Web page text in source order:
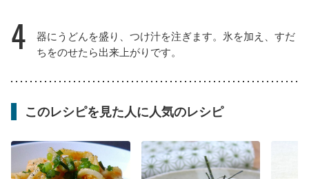
4
器にうどんを盛り、つけ汁を注ぎます。氷を加え、すだ
ちをのせたら出来上がりです。
このレシピを見た人に人気のレシピ